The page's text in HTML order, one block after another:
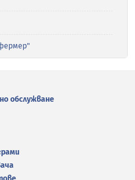
обслужване